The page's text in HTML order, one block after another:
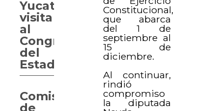
Constitucional,
que abarca
del 1 de
septiembre al
15 de
diciembre.
Al continuar,
rindió
compromiso
la diputada
Yucatán
visita
al
Congreso
del
Estado
Comisión
de